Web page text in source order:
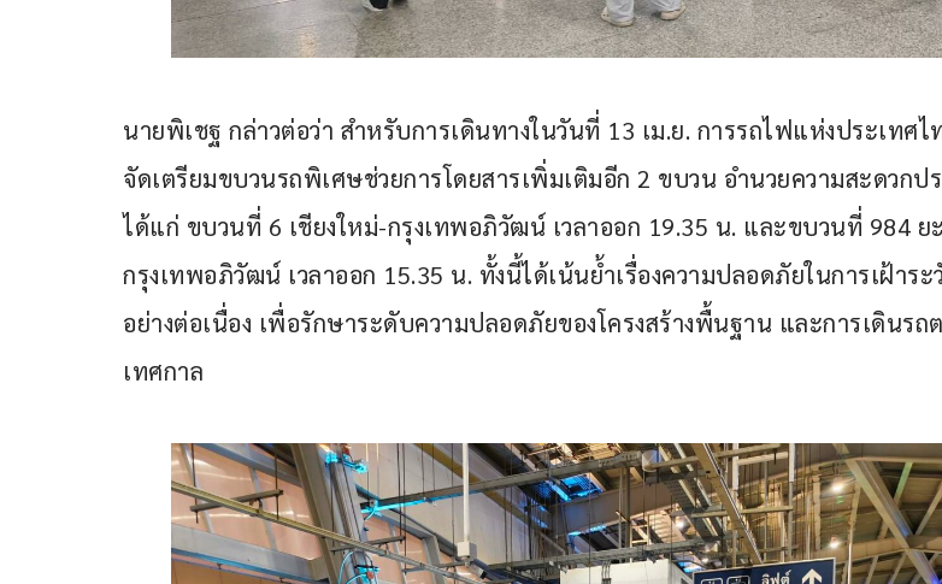
นายพิเชฐ กล่าวต่อว่า สำหรับการเดินทางในวันที่ 13 เม.ย. การรถไฟแห่งประเทศ
จัดเตรียมขบวนรถพิเศษช่วยการโดยสารเพิ่มเติมอีก 2 ขบวน อำนวยความสะดวกป
ได้แก่ ขบวนที่ 6 เชียงใหม่-กรุงเทพอภิวัฒน์ เวลาออก 19.35 น. และขบวนที่ 984 ย
กรุงเทพอภิวัฒน์ เวลาออก 15.35 น. ทั้งนี้ได้เน้นย้ำเรื่องความปลอดภัยในการเฝ้าระ
อย่างต่อเนื่อง เพื่อรักษาระดับความปลอดภัยของโครงสร้างพื้นฐาน และการเดินรถ
เทศกาล